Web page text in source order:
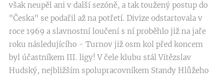
však neupěl ani v další sezóně, a tak toužený postup do
"Česka" se podařil až na potřetí. Divize odstartovala v
roce 1969 a slavnostní loučení s ní proběhlo již na jaře
roku následujícího - Turnov již osm kol před koncem
byl účastníkem III. ligy! V čele klubu stál Vítězslav
Hudský, nejbližším spolupracovníkem Standy Hlůžeho